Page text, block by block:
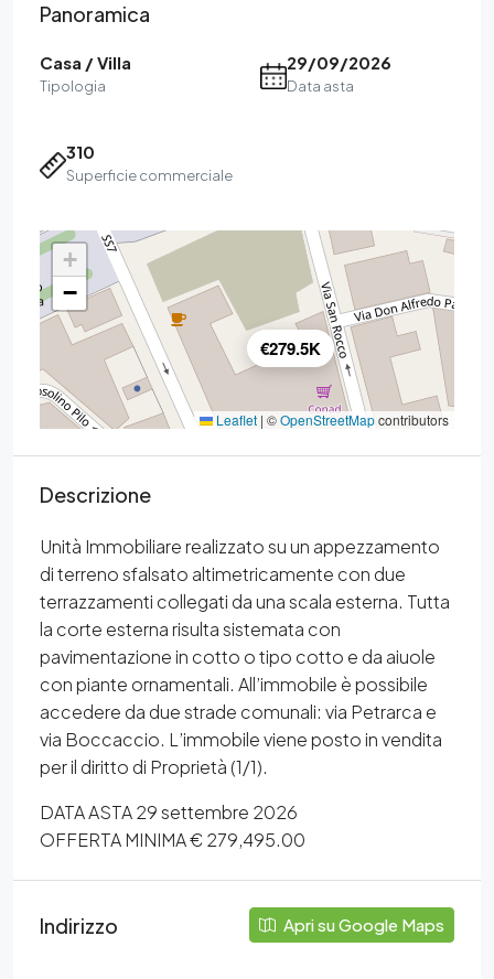
Panoramica
Casa / Villa
Tipologia
29/09/2026
Data asta
310
Superficie commerciale
€279.5K
+
−
Leaflet | ©OpenStreetMapcontributors
Descrizione
Unità Immobiliare realizzato su un appezzamento
di terreno sfalsato altimetricamente con due
terrazzamenti collegati da una scala esterna. Tutta
la corte esterna risulta sistemata con
pavimentazione in cotto o tipo cotto e da aiuole
con piante ornamentali. All’immobile è possibile
accedere da due strade comunali: via Petrarca e
via Boccaccio. L’immobile viene posto in vendita
per il diritto di Proprietà (1/1).
DATA ASTA 29 settembre 2026
OFFERTA MINIMA € 279,495.00
Indirizzo Apri su Google Maps